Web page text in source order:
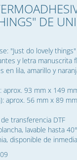
DE
"Just do lovely
y letra manuscrita
en lila, amarillo y
aprox. 93 mm x 149
aprox. 56 mm x 89 mm
transferencia DTF
lavable hasta
disponible de